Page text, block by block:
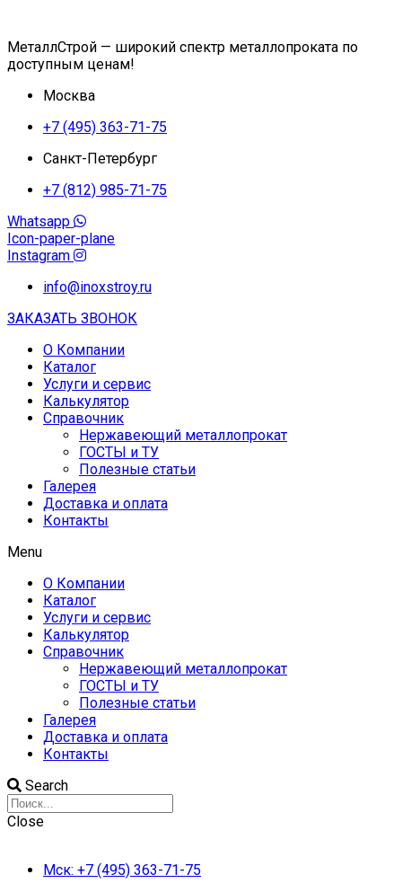
МеталлСтрой — широкий спектр металлопроката по
доступным ценам!
Москва
+7 (495) 363-71-75
Санкт-Петербург
+7 (812) 985-71-75
Whatsapp
Icon-paper-plane
Instagram
info@inoxstroy.ru
ЗАКАЗАТЬ ЗВОНОК
О Компании
Каталог
Услуги и сервис
Калькулятор
Справочник
Нержавеющий металлопрокат
ГОСТЫ и ТУ
Полезные статьи
Галерея
Доставка и оплата
Контакты
Menu
О Компании
Каталог
Услуги и сервис
Калькулятор
Справочник
Нержавеющий металлопрокат
ГОСТЫ и ТУ
Полезные статьи
Галерея
Доставка и оплата
Контакты
Search
Close
Мск: +7 (495) 363-71-75